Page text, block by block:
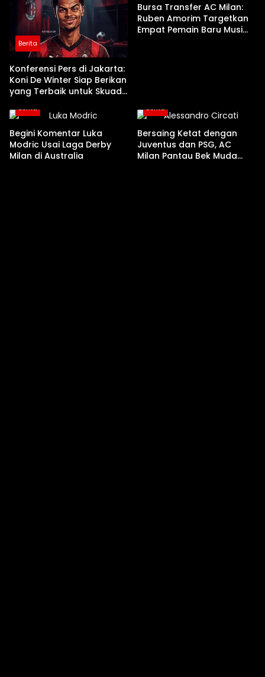
Berita
Konferensi Pers di Jakarta:
Koni De Winter Siap Berikan
yang Terbaik untuk Skuad
Bursa Transfer AC Milan:
Ruben Amorim Targetkan
Empat Pemain Baru Musim
Berita
Begini Komentar Luka
Modric Usai Laga Derby
Milan di Australia
Berita
Bersaing Ketat dengan
Juventus dan PSG, AC
Milan Pantau Bek Muda